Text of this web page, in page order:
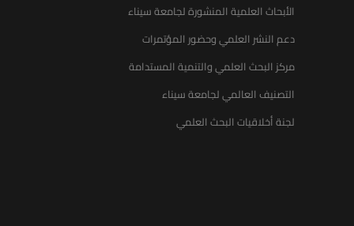
الأبحاث العلمية المنشورة لجامعة سيناء
دعم النشر العلمي وحضور المؤتمرات
مركز البحث العلمي والتنمية المستدامة
التصنيف العالمي لجامعة سيناء
لجنة أخلاقيات البحث العلمي